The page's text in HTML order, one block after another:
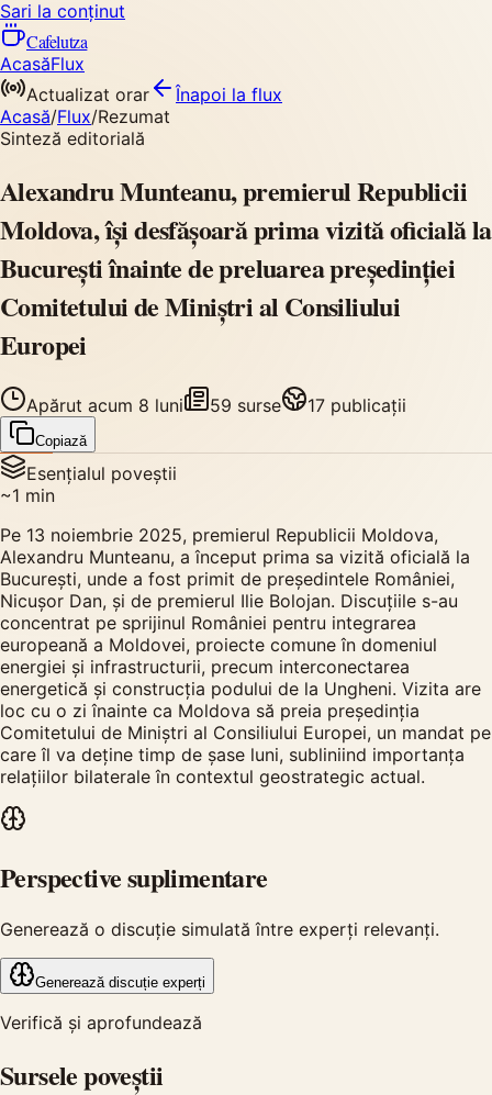
Sari la conținut
Cafelutza
AcasăFlux
Actualizat orar
Înapoi la flux
Acasă/Flux/Rezumat
Sinteză editorială
Alexandru Munteanu, premierul Republicii
Moldova, își desfășoară prima vizită oficială la
București înainte de preluarea președinției
Comitetului de Miniștri al Consiliului
Europei
Apărut acum 8 luni 59 surse 17 publicații
Copiază
Esențialul poveștii
~1 min
Pe 13 noiembrie 2025, premierul Republicii Moldova,
Alexandru Munteanu, a început prima sa vizită oficială la
București, unde a fost primit de președintele României,
Nicușor Dan, și de premierul Ilie Bolojan. Discuțiile s-au
concentrat pe sprijinul României pentru integrarea
europeană a Moldovei, proiecte comune în domeniul
energiei și infrastructurii, precum interconectarea
energetică și construcția podului de la Ungheni. Vizita are
loc cu o zi înainte ca Moldova să preia președinția
Comitetului de Miniștri al Consiliului Europei, un mandat pe
care îl va deține timp de șase luni, subliniind importanța
relațiilor bilaterale în contextul geostrategic actual.
Perspective suplimentare
Generează o discuție simulată între experți relevanți.
Generează discuție experți
Verifică și aprofundează
Sursele poveștii